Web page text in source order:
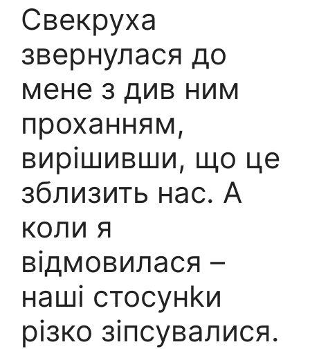
Свекруха
звернулася до
мене з див ним
проханням,
вирішивши, що це
зблизить нас. А
коли я
відмовилася –
наші стосунkи
різко зіпсувалися.